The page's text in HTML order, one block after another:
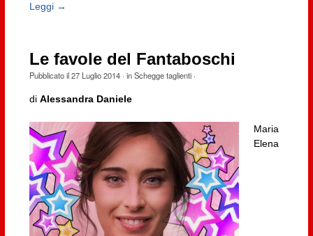
Leggi →
Le favole del Fantaboschi
Pubblicato il27 Luglio 2014· inSchegge taglienti·
di Alessandra Daniele
Maria
Elena